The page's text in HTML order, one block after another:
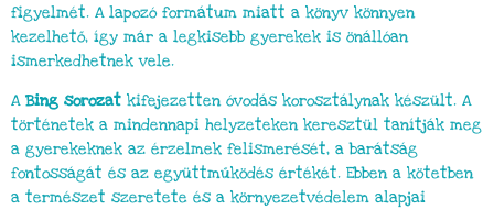
figyelmét. A lapozó formátum miatt a könyv könnyen
kezelhető, így már a legkisebb gyerekek is önállóan
ismerkedhetnek vele.
A Bing sorozat kifejezetten óvodás korosztálynak készült. A
történetek a mindennapi helyzeteken keresztül tanítják meg
a gyerekeknek az érzelmek felismerését, a barátság
fontosságát és az együttműködés értékét. Ebben a kötetben
a természet szeretete és a környezetvédelem alapjai